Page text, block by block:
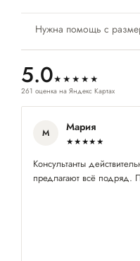
Нужна помощь с
5.0★★★★★
261 оценка на Яндекс Картах
М Мария
★★★★★
Консультанты
предлагают всё подряд.